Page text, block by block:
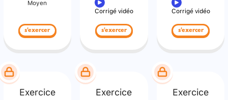
Moyen
s'exercer
Corrigé vidéo
s'exercer
Corrigé vidéo
s'exercer
Exercice Exercice Exercice